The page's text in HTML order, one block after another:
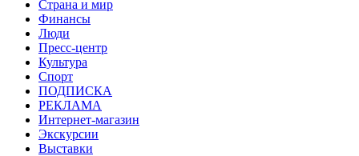
Страна и мир
Финансы
Люди
Пресс-центр
Культура
Спорт
ПОДПИСКА
РЕКЛАМА
Интернет-магазин
Экскурсии
Выставки